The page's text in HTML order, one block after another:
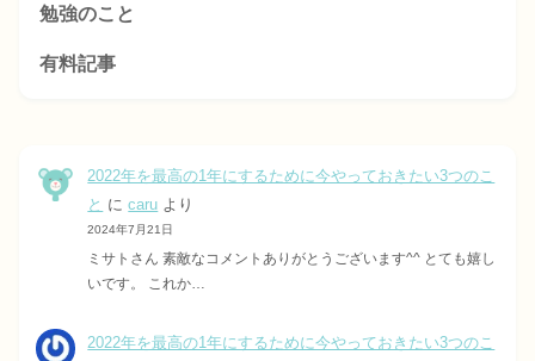
勉強のこと
有料記事
2022年を最高の1年にするために今やっておきたい3つのこ
と にcaru より
2024年7月21日
ミサトさん 素敵なコメントありがとうございます^^ とても嬉し
いです。 これか…
2022年を最高の1年にするために今やっておきたい3つのこ